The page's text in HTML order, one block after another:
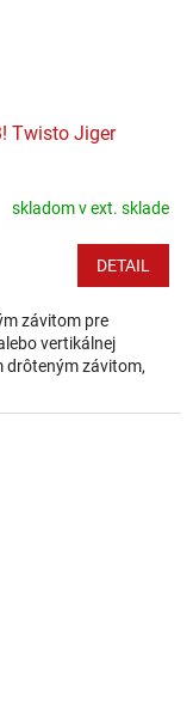
Twisto Jiger
skladom v ext. sklade
DETAIL
závitom pre
vertikálnej
drôteným závitom,